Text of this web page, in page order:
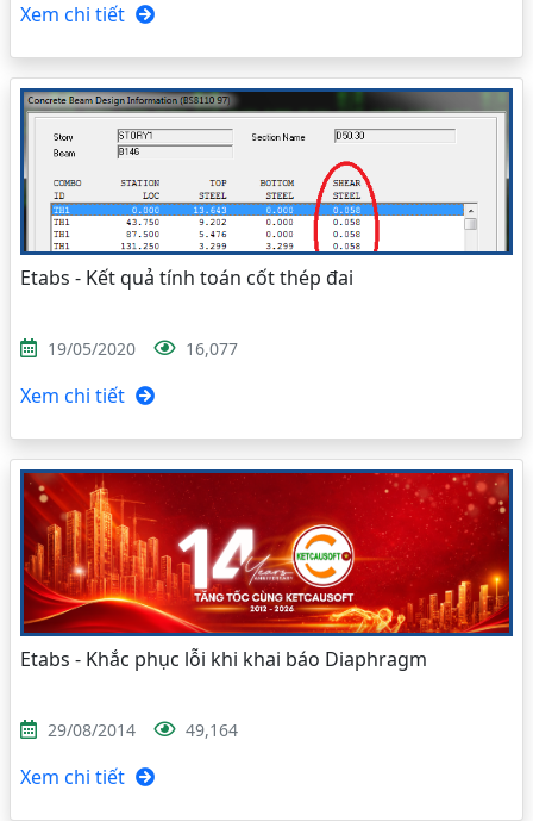
Xem chi tiết
Etabs - Kết quả tính toán cốt thép đai
19/05/2020 16,077
Xem chi tiết
Etabs - Khắc phục lỗi khi khai báo Diaphragm
29/08/2014 49,164
Xem chi tiết